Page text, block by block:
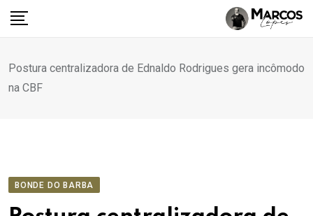
para
conteúdo
Postura centralizadora de Ednaldo Rodrigues gera incômodo
na CBF
BONDE DO BARBA